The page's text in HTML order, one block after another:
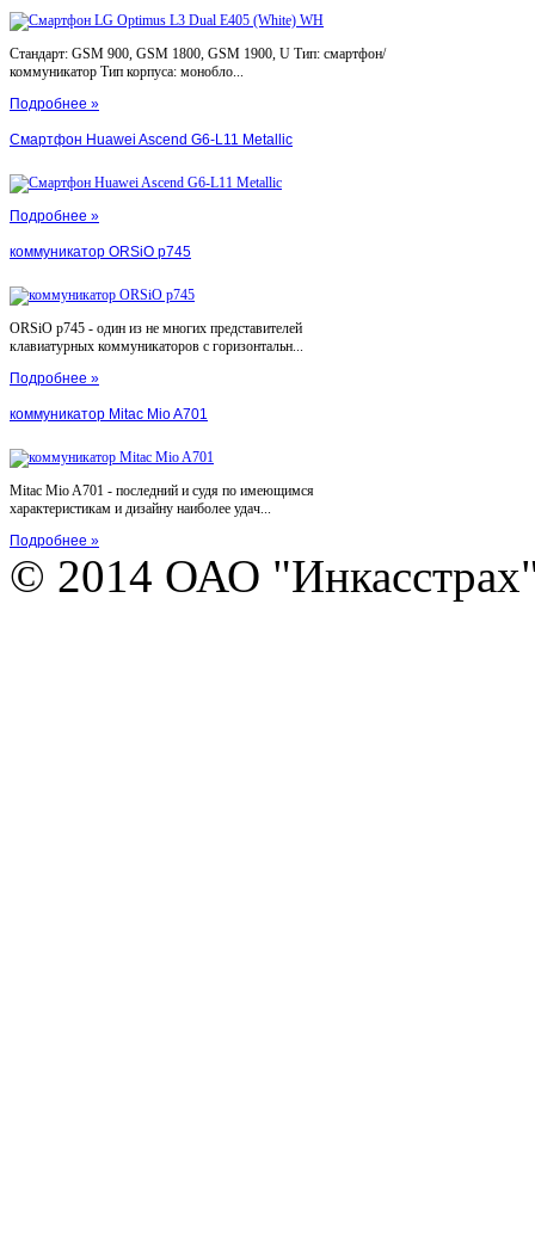
Стандарт: GSM 900, GSM 1800, GSM 1900, U Тип: смартфон/
коммуникатор Тип корпуса: монобло...
Подробнее »
Смартфон Huawei Ascend G6-L11 Metallic
Подробнее »
коммуникатор ORSiO p745
ORSiO p745 - один из не многих представителей
клавиатурных коммуникаторов с горизонтальн...
Подробнее »
коммуникатор Mitac Mio A701
Mitac Mio A701 - последний и судя по имеющимся
характеристикам и дизайну наиболее удач...
Подробнее »
© 2014 ОАО